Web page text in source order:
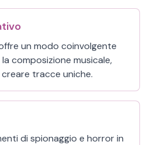
un modo coinvolgente
composizione musicale,
tracce uniche.
di spionaggio e horror in